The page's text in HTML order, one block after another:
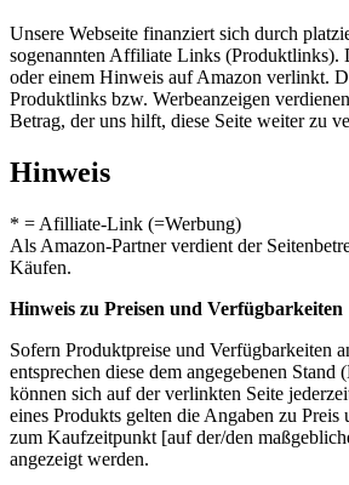
Unsere Webseite finanziert sich durch
sogenannten Affiliate Links (Produktlinks).
oder einem Hinweis auf Amazon verlinkt.
Produktlinks bzw. Werbeanzeigen
Betrag, der uns hilft, diese Seite weiter zu
Hinweis
* = Afilliate-Link (=Werbung)
Als Amazon-Partner verdient der
Käufen.
Hinweis zu Preisen und Verfügbarkeiten
Sofern Produktpreise und Verfügbarkeiten
entsprechen diese dem angegebenen
können sich auf der verlinkten Seite
eines Produkts gelten die Angaben zu
zum Kaufzeitpunkt [auf der/den
angezeigt werden.